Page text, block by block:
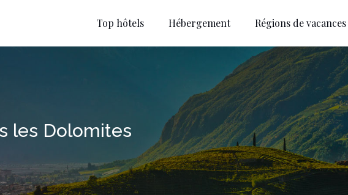
Top hôtels Hébergement Régions de vacances
les Dolomites